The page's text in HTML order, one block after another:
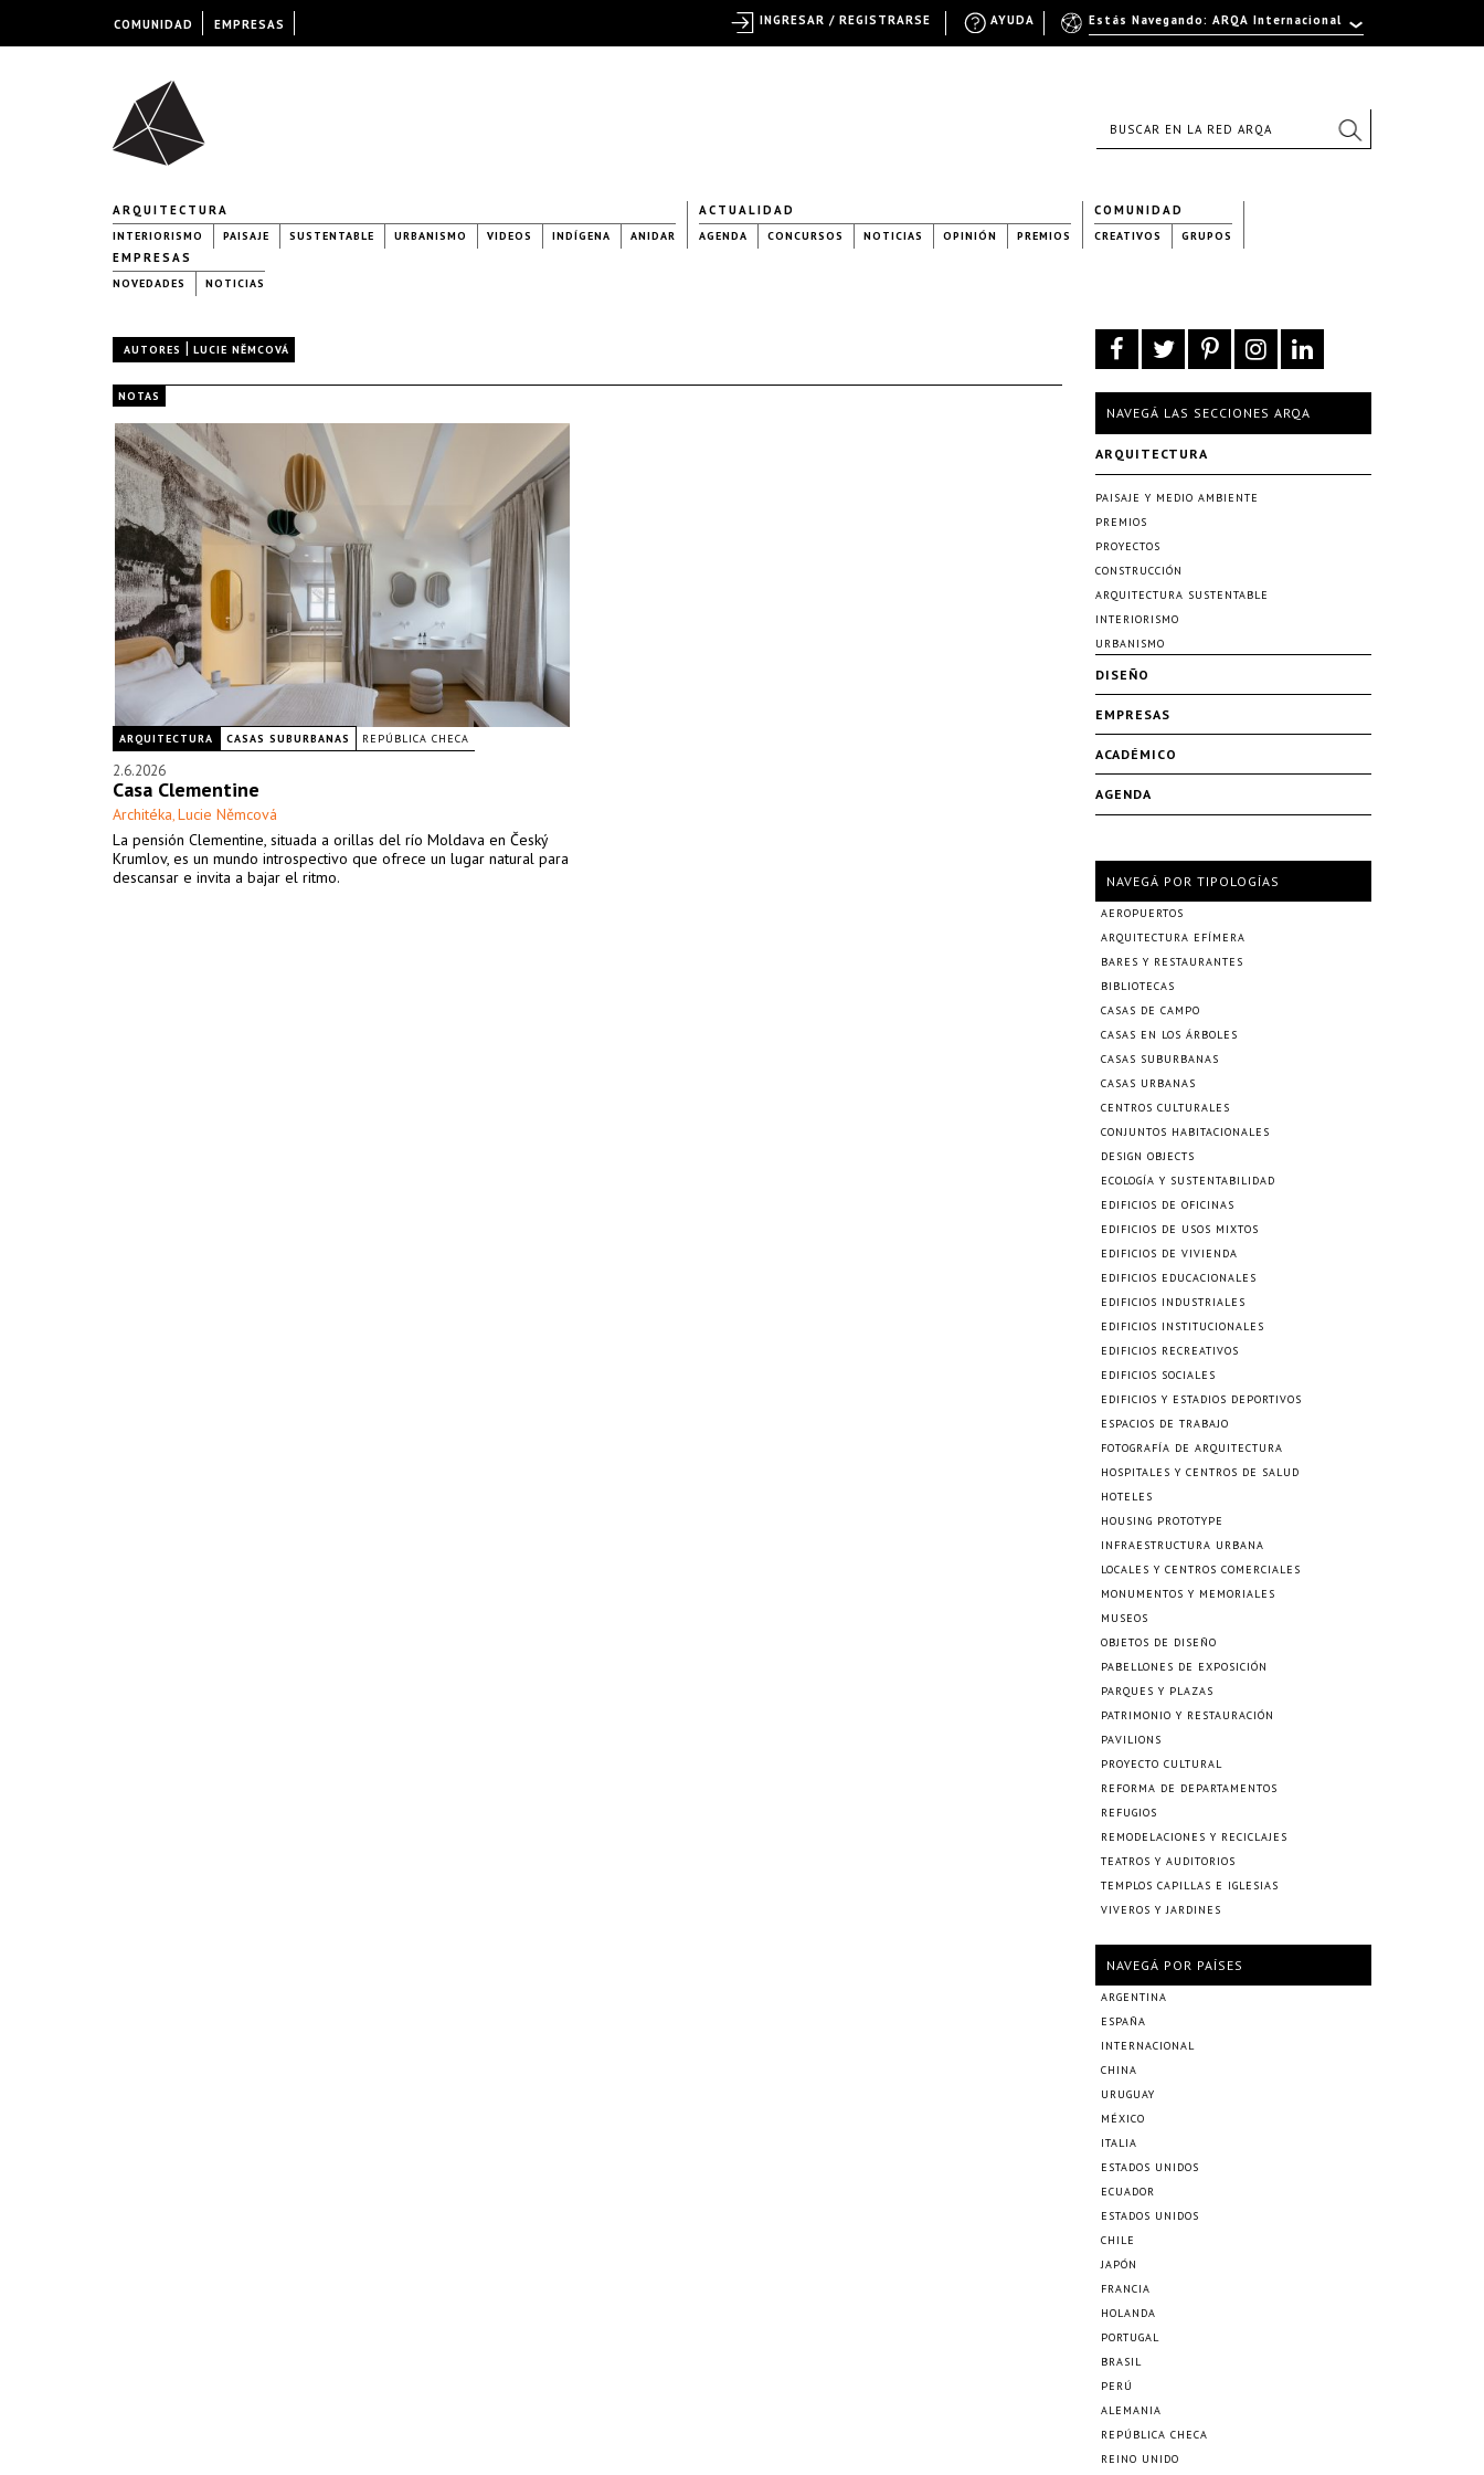
ARQUITECTURA
INTERIORISMO PAISAJE SUSTENTABLE URBANISMO VIDEOS INDÍGENA ANIDAR
ACTUALIDAD
AGENDA CONCURSOS NOTICIAS OPINIÓN PREMIOS
COMUNIDAD
CREATIVOS GRUPOS
EMPRESAS
NOVEDADES NOTICIAS
AUTORES | LUCIE NĚMCOVÁ
NOTAS
ARQUITECTURA CASAS SUBURBANAS REPÚBLICA CHECA
2.6.2026
Casa Clementine
Architéka, Lucie Němcová
La pensión Clementine, situada a orillas del río Moldava en Český
Krumlov, es un mundo introspectivo que ofrece un lugar natural para
descansar e invita a bajar el ritmo.
NAVEGÁ LAS SECCIONES ARQA
ARQUITECTURA
PAISAJE Y MEDIO AMBIENTE
PREMIOS
PROYECTOS
CONSTRUCCIÓN
ARQUITECTURA SUSTENTABLE
INTERIORISMO
URBANISMO
DISEÑO
EMPRESAS
ACADÉMICO
AGENDA
NAVEGÁ POR TIPOLOGÍAS
AEROPUERTOS
ARQUITECTURA EFÍMERA
BARES Y RESTAURANTES
BIBLIOTECAS
CASAS DE CAMPO
CASAS EN LOS ÁRBOLES
CASAS SUBURBANAS
CASAS URBANAS
CENTROS CULTURALES
CONJUNTOS HABITACIONALES
DESIGN OBJECTS
ECOLOGÍA Y SUSTENTABILIDAD
EDIFICIOS DE OFICINAS
EDIFICIOS DE USOS MIXTOS
EDIFICIOS DE VIVIENDA
EDIFICIOS EDUCACIONALES
EDIFICIOS INDUSTRIALES
EDIFICIOS INSTITUCIONALES
EDIFICIOS RECREATIVOS
EDIFICIOS SOCIALES
EDIFICIOS Y ESTADIOS DEPORTIVOS
ESPACIOS DE TRABAJO
FOTOGRAFÍA DE ARQUITECTURA
HOSPITALES Y CENTROS DE SALUD
HOTELES
HOUSING PROTOTYPE
INFRAESTRUCTURA URBANA
LOCALES Y CENTROS COMERCIALES
MONUMENTOS Y MEMORIALES
MUSEOS
OBJETOS DE DISEÑO
PABELLONES DE EXPOSICIÓN
PARQUES Y PLAZAS
PATRIMONIO Y RESTAURACIÓN
PAVILIONS
PROYECTO CULTURAL
REFORMA DE DEPARTAMENTOS
REFUGIOS
REMODELACIONES Y RECICLAJES
TEATROS Y AUDITORIOS
TEMPLOS CAPILLAS E IGLESIAS
VIVEROS Y JARDINES
NAVEGÁ POR PAÍSES
ARGENTINA
ESPAÑA
INTERNACIONAL
CHINA
URUGUAY
MÉXICO
ITALIA
ESTADOS UNIDOS
ECUADOR
ESTADOS UNIDOS
CHILE
JAPÓN
FRANCIA
HOLANDA
PORTUGAL
BRASIL
PERÚ
ALEMANIA
REPÚBLICA CHECA
REINO UNIDO
COMUNIDAD EMPRESAS Estás Navegando: ARQA Internacional
AYUDA
INGRESAR / REGISTRARSE